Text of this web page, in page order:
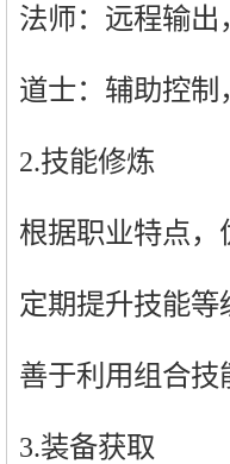
法师：远程输出
道士：辅助控制
2.技能修炼
根据职业特点，
定期提升技能等
善于利用组合技
3.装备获取